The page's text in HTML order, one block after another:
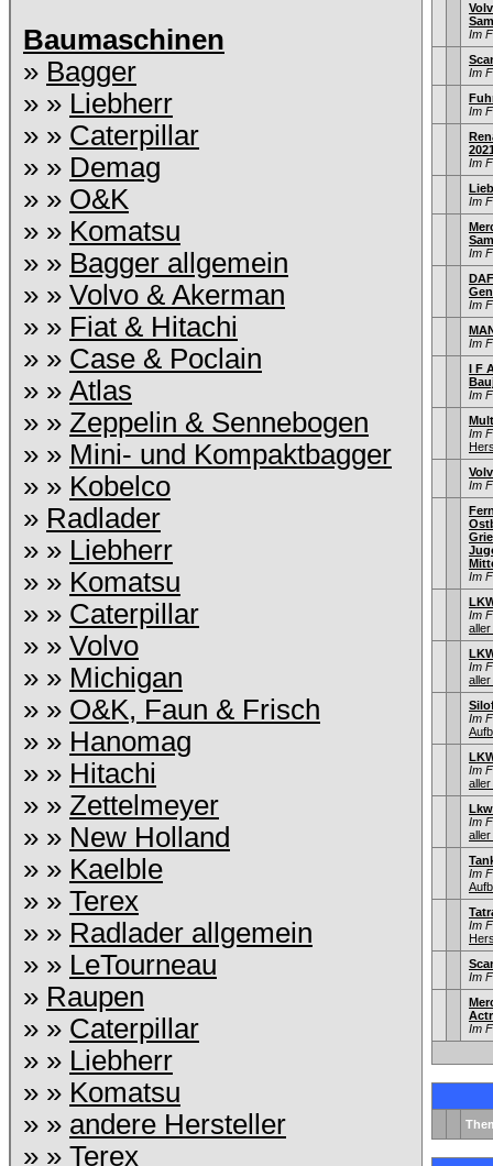
Baumaschinen
» Bagger
» » Liebherr
» » Caterpillar
» » Demag
» » O&K
» » Komatsu
» » Bagger allgemein
» » Volvo & Akerman
» » Fiat & Hitachi
» » Case & Poclain
» » Atlas
» » Zeppelin & Sennebogen
» » Mini- und Kompaktbagger
» » Kobelco
» Radlader
» » Liebherr
» » Komatsu
» » Caterpillar
» » Volvo
» » Michigan
» » O&K, Faun & Frisch
» » Hanomag
» » Hitachi
» » Zettelmeyer
» » New Holland
» » Kaelble
» » Terex
» » Radlader allgemein
» » LeTourneau
» Raupen
» » Caterpillar
» » Liebherr
» » Komatsu
» » andere Hersteller
» » Terex
Im
Im
Im
Im
Im
Im
Im
Im
I F
Im
Im
Im
Im
Im
aller
Im
aller
Im
Im
aller
Im
aller
Im
Im
Im
Im